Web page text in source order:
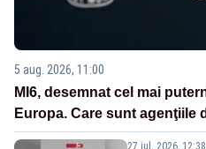
5 aug. 2026, 11:00
MI6, desemnat cel mai
Europa. Care sunt agenţiile
27 iul. 2026, 12:38